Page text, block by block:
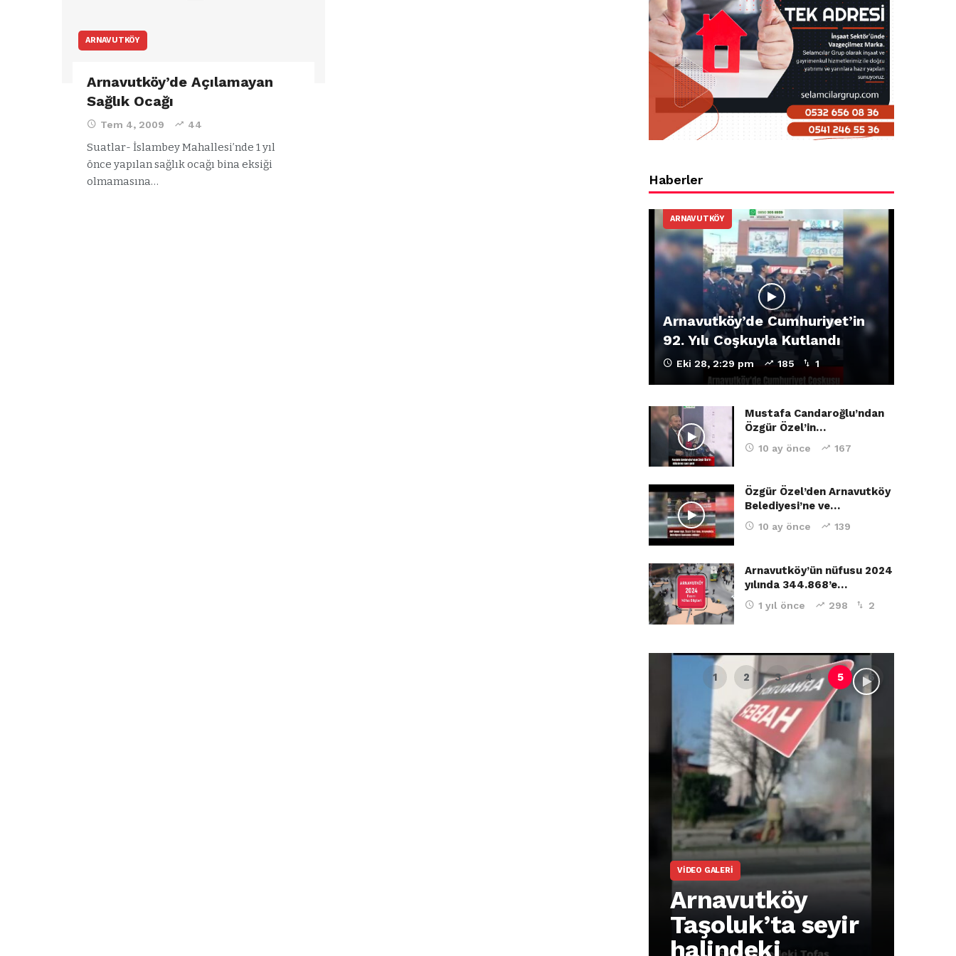
ARNAVUTKÖY
Arnavutköy’de Açılamayan
Sağlık Ocağı
Tem 4, 2009 44
Suatlar- İslambey Mahallesi’nde 1 yıl
önce yapılan sağlık ocağı bina eksiği
olmamasına… Haberler
ARNAVUTKÖY
Arnavutköy’de Cumhuriyet’in
92. Yılı Coşkuyla Kutlandı
Eki 28, 2:29 pm 185 1
Mustafa Candaroğlu’ndan
Özgür Özel’in…
10 ay önce 167
Özgür Özel’den Arnavutköy
Belediyesi’ne ve…
10 ay önce 139
Arnavutköy’ün nüfusu 2024
yılında 344.868’e…
1 yıl önce 298 2
VIDEO GALERI
Arnavutköy
Taşoluk’ta seyir
halindeki